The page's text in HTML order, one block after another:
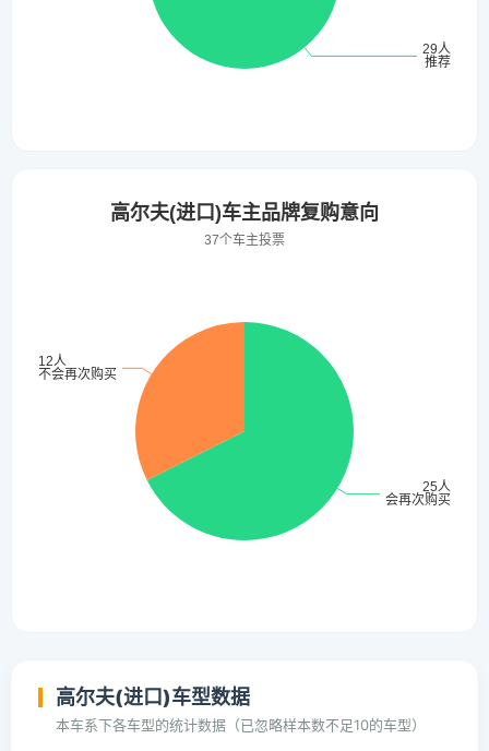
高尔夫(进口)车型数据
本车系下各车型的统计数据（已忽略样本数不足10的车型）